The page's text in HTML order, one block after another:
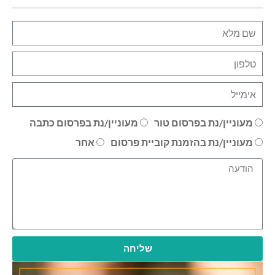
מעוניין/נת בפרסום טור
מעוניין/נת בפרסום כתבה
מעוניין/נת בהזמנת קוביית פרסום
אחר
שליחה